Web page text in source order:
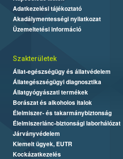
Adatkezelési tájékoztató
Akadálymentességi nyilatkozat
Üzemeltetési információ
Szakterületek
Állat-egészségügy és állatvédelem
Állategészségügyi diagnosztika
Állatgyógyászati termékek
Borászat és alkoholos italok
Élelmiszer- és takarmánybiztonság
Élelmiszerlánc-biztonsági laborhálózat
Járványvédelem
Kiemelt ügyek, EUTR
Kockázatkezelés